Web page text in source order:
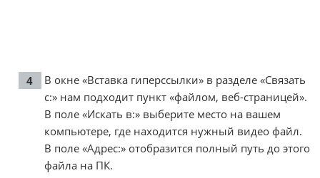
В окне «Вставка гиперссылки» в разделе «Связать
с:» нам подходит пункт «файлом, веб-страницей».
В поле «Искать в:» выберите место на вашем
компьютере, где находится нужный видео файл.
В поле «Адрес:» отобразится полный путь до этого
файла на ПК.